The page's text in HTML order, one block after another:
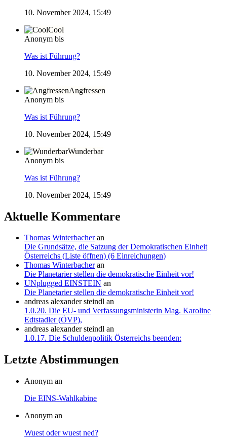
10. November 2024, 15:49
Cool
Anonym bis
Was ist Führung?
10. November 2024, 15:49
Angfressen
Anonym bis
Was ist Führung?
10. November 2024, 15:49
Wunderbar
Anonym bis
Was ist Führung?
10. November 2024, 15:49
Aktuelle Kommentare
Thomas Winterbacheran
Die Grundsätze, die Satzung der Demokratischen Einheit
Österreichs (Liste öffnen) (6 Einreichungen)
Thomas Winterbacheran
Die Planetarier stellen die demokratische Einheit vor!
UNplugged EINSTEIN an
Die Planetarier stellen die demokratische Einheit vor!
andreas alexander steindl an
1.0.20. Die EU- und Verfassungsministerin Mag. Karoline
Edtstadler (ÖVP),
andreas alexander steindl an
1.0.17. Die Schuldenpolitik Österreichs beenden:
Letzte Abstimmungen
Anonym an
Die EINS-Wahlkabine
Anonym an
Wuest oder wuest ned?